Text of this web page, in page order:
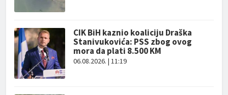
CIK BiH kaznio koaliciju Draška
Stanivukovića: PSS zbog ovog
mora da plati 8.500 KM
06.08.2026. | 11:19